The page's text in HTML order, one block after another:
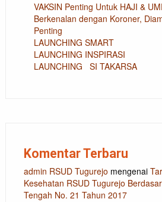
VAKSIN Penting Untuk HAJI &
Berkenalan dengan Koroner,
Penting
LAUNCHING SMART
LAUNCHING INSPIRASI
LAUNCHING SI TAKARSA
Komentar Terbaru
admin RSUD Tugurejo mengenai
Kesehatan RSUD Tugurejo
Tengah No. 21 Tahun 2017